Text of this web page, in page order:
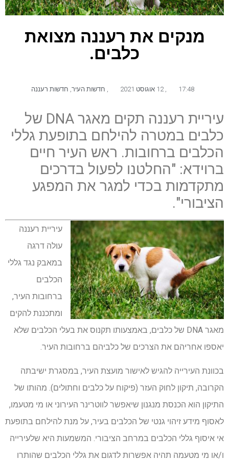
מנקים את רעננה מצואת
כלבים.
17:48 12 אוגוסט 2021 חדשות העיר חדשות רעננה
עיריית רעננה תקים מאגר DNA של
כלבים במטרה להילחם בתופעת גללי
הכלבים ברחובות. ראש העיר חיים
ברוידא: "החלטנו לפעול בדרכים
מתקדמות בכדי למגר את המפגע
הציבורי".
עיריית רעננה
עולה דרגה
במאבק נגד גללי
הכלבים
ברחובות העיר,
ומתכננת להקים
מאגר DNA של כלבים, באמצעותו תקנוס את בעלי הכלבים שלא
יאספו אחריהם את הצרכים של כלביהם ברחובות העיר.
בכוונת העירייה להגיש לאישור מועצת העיר, במסגרת ישיבתה
הקרובה, תיקון לחוק העזר (פיקוח על כלבים וחתולים). מהותו של
התיקון הוא הכנסת מנגנון שיאפשר לווטרינר העירוני או מי מטעמו,
לאסוף מידע זיהוי גנטי של הכלבים בעיר, על מנת להילחם בתופעת
אי איסוף גללי הכלבים במרחב הציבורי. המשמעות היא שלעירייה
ו/או מי מטעמה תהיה אפשרות לדגום את גללי הכלבים שהותרו